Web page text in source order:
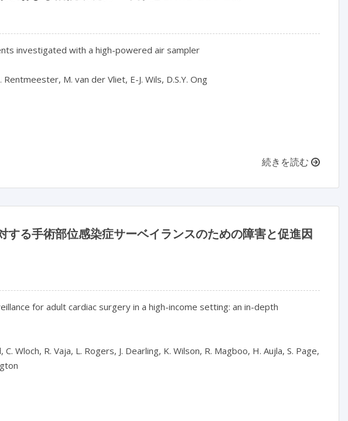
investigated with a high-powered air sampler
M. van der Vliet, E-J. Wils, D.S.Y. Ong
続きを読む
る手術部位感染症サーベイランスのための障害と促進因
for adult cardiac surgery in a high-income setting: an in-depth
Wloch, R. Vaja, L. Rogers, J. Dearling, K. Wilson, R. Magboo, H. Aujla, S. Page,